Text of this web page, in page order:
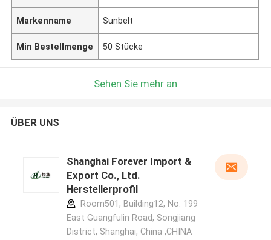
Markenname Sunbelt
Min Bestellmenge 50 Stücke
Sehen Sie mehr an
ÜBER UNS
Shanghai Forever Import &
Export Co., Ltd.
Herstellerprofil
Room501, Building12, No. 199
East Guangfulin Road, Songjiang
District, Shanghai, China ,CHINA